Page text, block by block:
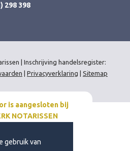
gebruik van
298 398
| Inschrijving handelsregister:
| Privacyverklaring | Sitemap
is aangesloten bij
NOTARISSEN